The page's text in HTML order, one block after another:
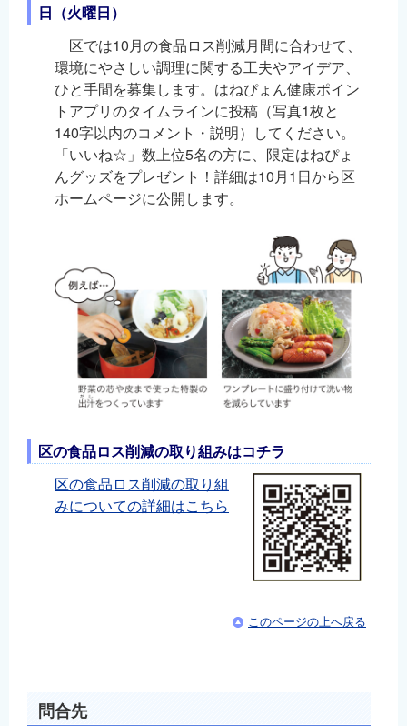
日（火曜日）
区では10月の食品ロス削減月間に合わせて、
環境にやさしい調理に関する工夫やアイデア、
ひと手間を募集します。はねぴょん健康ポイン
トアプリのタイムラインに投稿（写真1枚と
140字以内のコメント・説明）してください。
「いいね☆」数上位5名の方に、限定はねぴょ
んグッズをプレゼント！詳細は10月1日から区
ホームページに公開します。
区の食品ロス削減の取り組みはコチラ
区の食品ロス削減の取り組
みについての詳細はこちら
このページの上へ戻る
問合先